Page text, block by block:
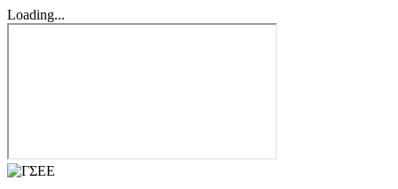
Loading...